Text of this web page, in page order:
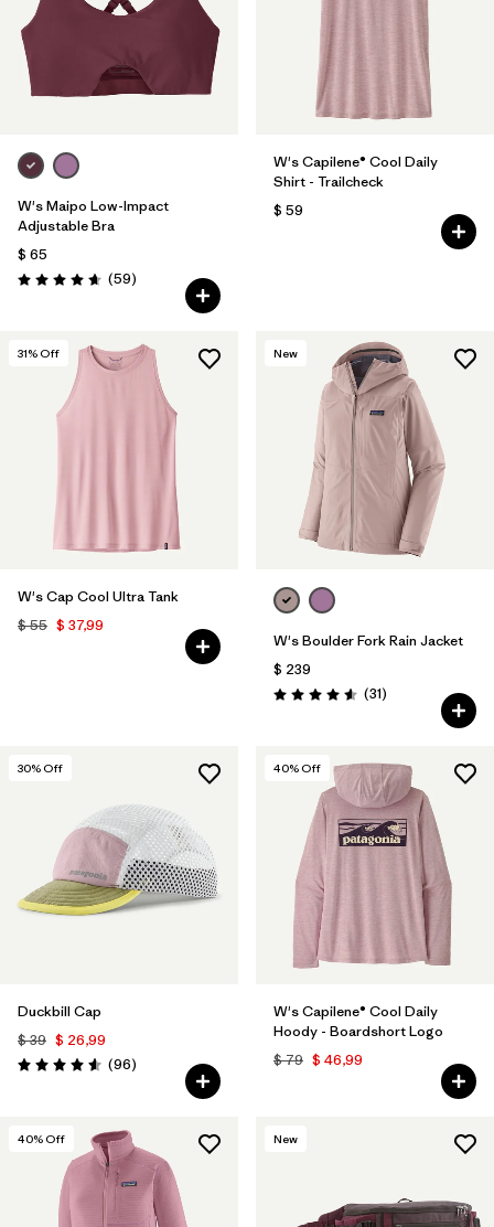
W's Maipo Low-Impact
Adjustable Bra
$ 65
Valoración: 4.7 / 5
(59Comentarios
)
W's Capilene® Cool Daily
Shirt - Trailcheck
$ 59
31% Off
W's Cap Cool Ultra Tank
$ 55 $ 37,99
New
W's Boulder Fork Rain Jacket
$ 239
Valoración: 4.5 / 5
(31Comentarios
)
30% Off
Duckbill Cap
$ 39 $ 26,99
Valoración: 4.6 / 5
(96Comentarios
)
40% Off
W's Capilene® Cool Daily
Hoody - Boardshort Logo
$ 79 $ 46,99
40% Off New